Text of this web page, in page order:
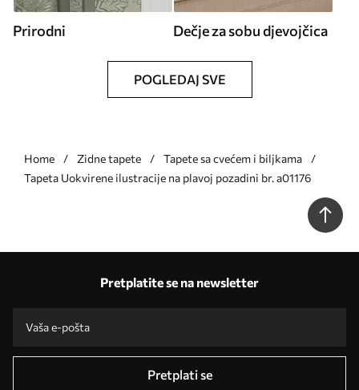
Prirodni Dečje za sobu djevojčica
POGLEDAJ SVE
Home Zidne tapete
Tapete sa cvećem i biljkama
Tapeta Uokvirene ilustracije na plavoj pozadini br. a01176
Pretplatite se na newsletter
Pretplati se